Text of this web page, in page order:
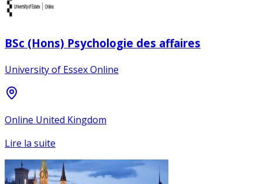
BSc (Hons) Psychologie des affaires
University of Essex Online
Online United Kingdom
Lire la suite